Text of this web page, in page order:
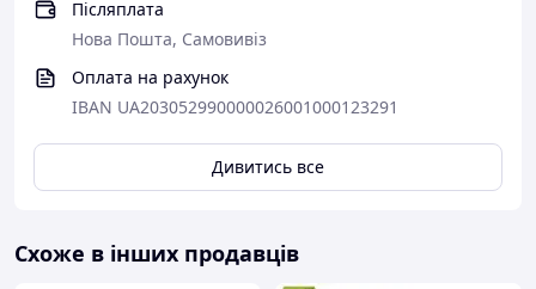
Післяплата
Нова Пошта, Самовивіз
Оплата на рахунок
IBAN UA203052990000026001000123291
Дивитись все
Схоже в інших продавців